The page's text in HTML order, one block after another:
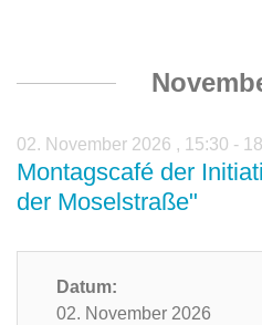
02. November 2026 , 15:30 -
Montagscafé der
der Moselstraße"
Datum:
02. November 2026